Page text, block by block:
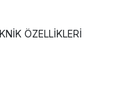
ÖZELLİKLERİ